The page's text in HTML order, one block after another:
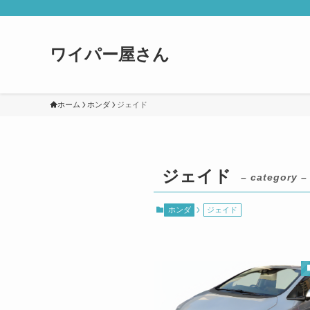
ワイパー屋さん
ホーム ホンダ ジェイド
ジェイド – category –
ホンダ ジェイド